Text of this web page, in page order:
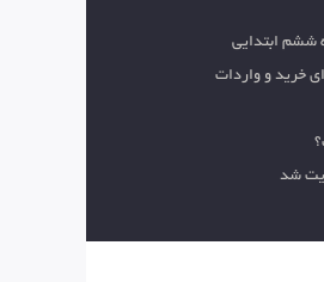
ششم ابتدایی
خرید و واردات
شد